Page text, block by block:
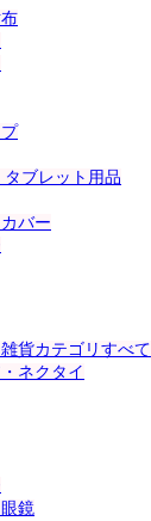
タブレット用品
バー
貨カテゴリすべて
ネクタイ
鏡